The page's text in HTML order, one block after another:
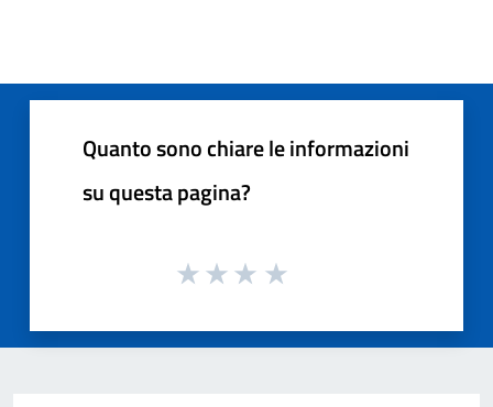
Quanto sono chiare le informazioni
su questa pagina?